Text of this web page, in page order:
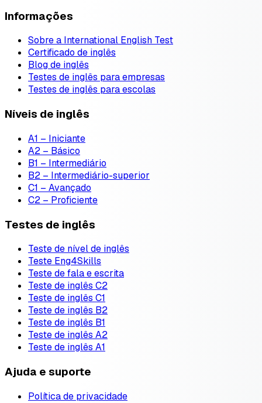
Informações
Sobre a International English Test
Certificado de inglês
Blog de inglês
Testes de inglês para empresas
Testes de inglês para escolas
Níveis de inglês
A1 – Iniciante
A2 – Básico
B1 – Intermediário
B2 – Intermediário-superior
C1 – Avançado
C2 – Proficiente
Testes de inglês
Teste de nível de inglês
Teste Eng4Skills
Teste de fala e escrita
Teste de inglês C2
Teste de inglês C1
Teste de inglês B2
Teste de inglês B1
Teste de inglês A2
Teste de inglês A1
Ajuda e suporte
Política de privacidade